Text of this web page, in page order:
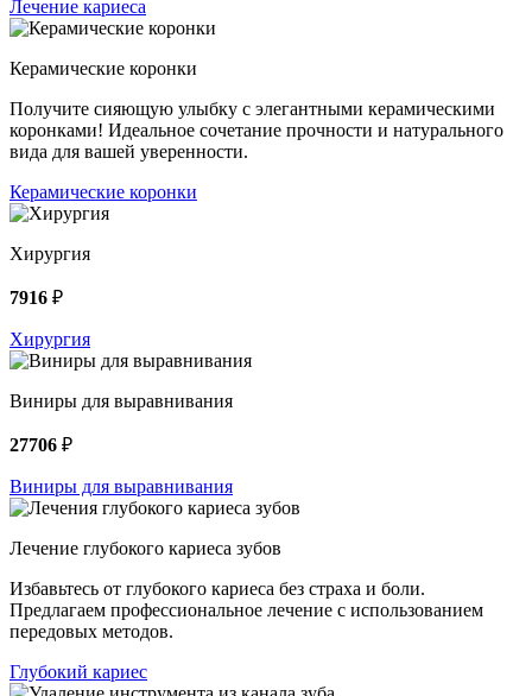
Лечение кариеса
Керамические коронки
Получите сияющую улыбку с элегантными керамическими
коронками! Идеальное сочетание прочности и натурального
вида для вашей уверенности.
Керамические коронки
Хирургия
7916 ₽
Хирургия
Виниры для выравнивания
27706 ₽
Виниры для выравнивания
Лечение глубокого кариеса зубов
Избавьтесь от глубокого кариеса без страха и боли.
Предлагаем профессиональное лечение с использованием
передовых методов.
Глубокий кариес